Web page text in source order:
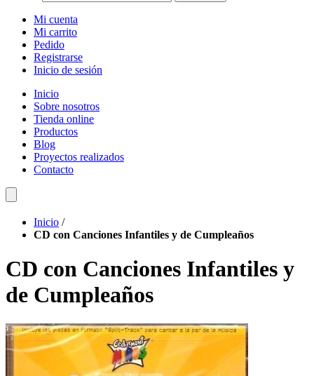
Mi cuenta
Mi carrito
Pedido
Registrarse
Inicio de sesión
Inicio
Sobre nosotros
Tienda online
Productos
Blog
Proyectos realizados
Contacto
Inicio /
CD con Canciones Infantiles y de Cumpleaños
CD con Canciones Infantiles y
de Cumpleaños